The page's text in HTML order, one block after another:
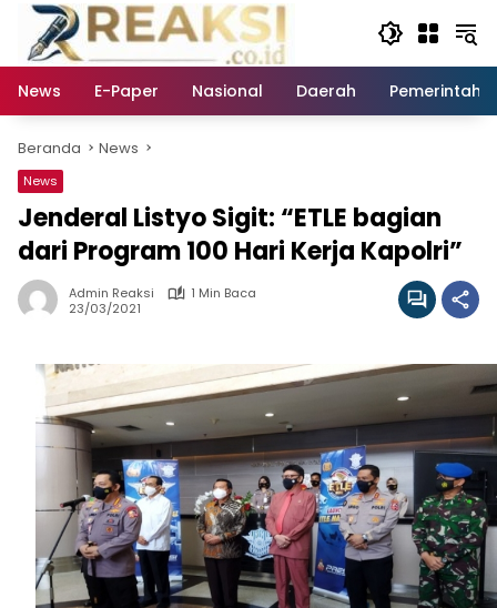
Langsung
konten
News
E-Paper Nasional Daerah
Beranda News
News
Jenderal Listyo Sigit: “ETLE bagian
dari Program 100 Hari Kerja Kapolri”
Admin Reaksi
1 Min Baca
23/03/2021